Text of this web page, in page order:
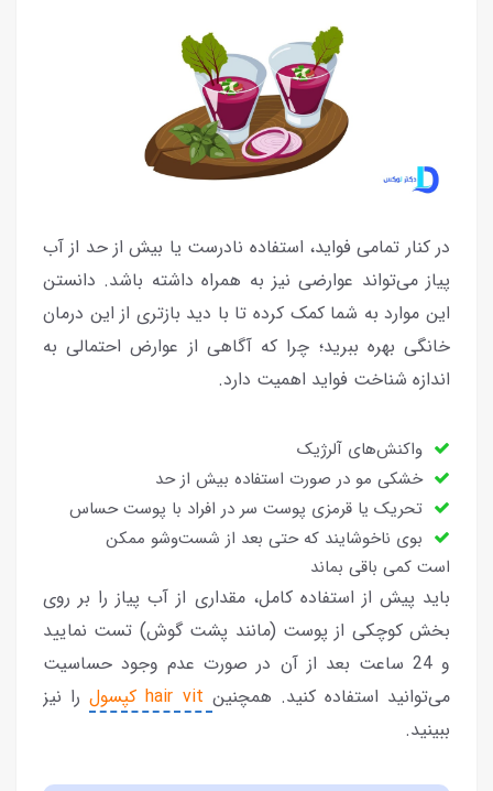
در کنار تمامی فواید، استفاده نادرست یا بیش از حد از آب
پیاز می‌تواند عوارضی نیز به همراه داشته باشد. دانستن
این موارد به شما کمک کرده تا با دید بازتری از این درمان
خانگی بهره ببرید؛ چرا که آگاهی از عوارض احتمالی به
اندازه شناخت فواید اهمیت دارد.
واکنش‌های آلرژیک
خشکی مو در صورت استفاده بیش از حد
تحریک یا قرمزی پوست سر در افراد با پوست حساس
بوی ناخوشایند که حتی بعد از شست‌وشو ممکن
است کمی باقی بماند
باید پیش از استفاده کامل، مقداری از آب پیاز را بر روی
بخش کوچکی از پوست (مانند پشت گوش) تست نمایید
و 24 ساعت بعد از آن در صورت عدم وجود حساسیت
می‌توانید استفاده کنید. همچنین
را نیز
ببینید.